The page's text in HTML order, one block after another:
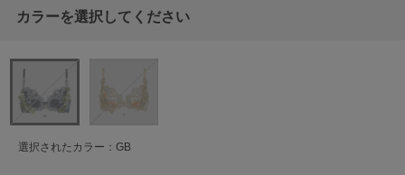
カラーを選択してください
選択されたカラー：GB